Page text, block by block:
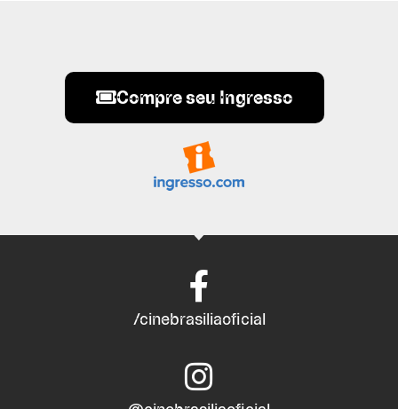
Compre seu Ingresso
/cinebrasiliaoficial